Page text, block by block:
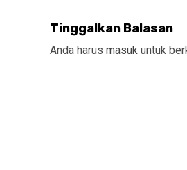
Tinggalkan Balasan
Anda harus masuk untuk